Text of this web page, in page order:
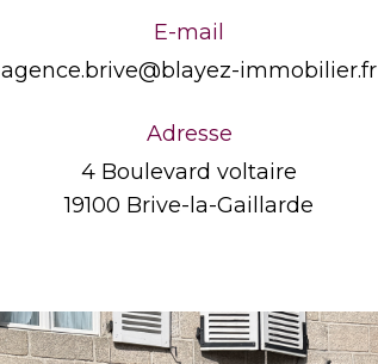
E-mail
agence.brive@blayez-immobilier.fr
Adresse
4 Boulevard voltaire
19100 Brive-la-Gaillarde